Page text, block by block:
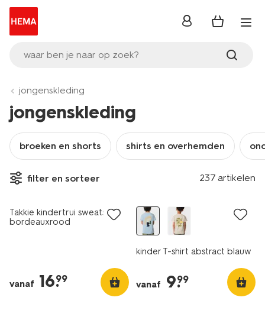
waar ben je naar op zoek?
inloggen
jongenskleding
jongenskleding
broeken en shorts shirts en overhemden
filter en sorteer 237 artikelen
nieuw
Takkie kindertrui sweatstof
bordeauxrood
vanaf 16.
99
kinder T-shirt abstract blauw
vanaf 9.
99